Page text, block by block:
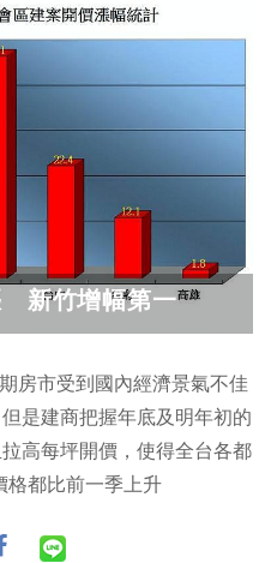
新竹增幅第一
房市受到國內經濟景氣不佳
是建商把握年底及明年初的
高每坪開價，使得全台各都
格都比前一季上升